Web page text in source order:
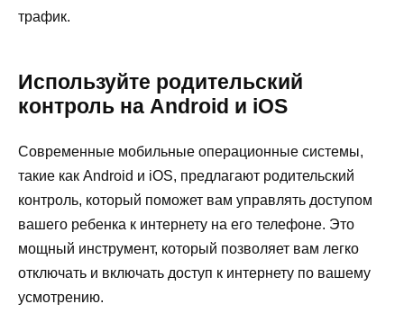
трафик.
Используйте родительский
контроль на Android и iOS
Современные мобильные операционные системы,
такие как Android и iOS, предлагают родительский
контроль, который поможет вам управлять доступом
вашего ребенка к интернету на его телефоне. Это
мощный инструмент, который позволяет вам легко
отключать и включать доступ к интернету по вашему
усмотрению.